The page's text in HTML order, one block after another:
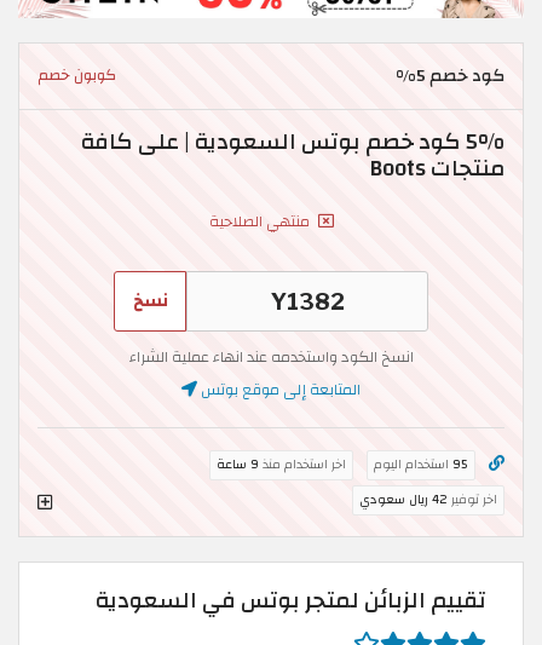
كود خصم 5% كوبون خصم
5% كود خصم بوتس السعودية | على كافة
منتجات Boots
منتهي الصلاحية
نسخ
انسخ الكود واستخدمه عند انهاء عملية الشراء
المتابعة إلى موقع بوتس
95 استخدام اليوم اخر استخدام منذ 9 ساعة
اخر توفير 42 ريال سعودي
تقييم الزبائن لمتجر بوتس في السعودية